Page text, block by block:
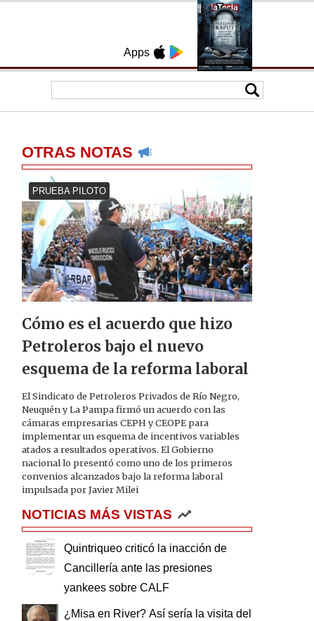
Apps
OTRAS NOTAS
PRUEBA PILOTO
Cómo es el acuerdo que hizo
Petroleros bajo el nuevo
esquema de la reforma laboral
El Sindicato de Petroleros Privados de Río Negro,
Neuquén y La Pampa firmó un acuerdo con las
cámaras empresarias CEPH y CEOPE para
implementar un esquema de incentivos variables
atados a resultados operativos. El Gobierno
nacional lo presentó como uno de los primeros
convenios alcanzados bajo la reforma laboral
impulsada por Javier Milei
NOTICIAS MÁS VISTAS
Quintriqueo criticó la inacción de
Cancillería ante las presiones
yankees sobre CALF
¿Misa en River? Así sería la visita del